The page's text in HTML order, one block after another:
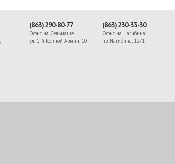
(863) 290-80-77
Офис на Сельмаше
ул. 1-й Конной Армии, 10
(863) 230-33-30
Офис на Нагибина
пр. Нагибина, 12/1